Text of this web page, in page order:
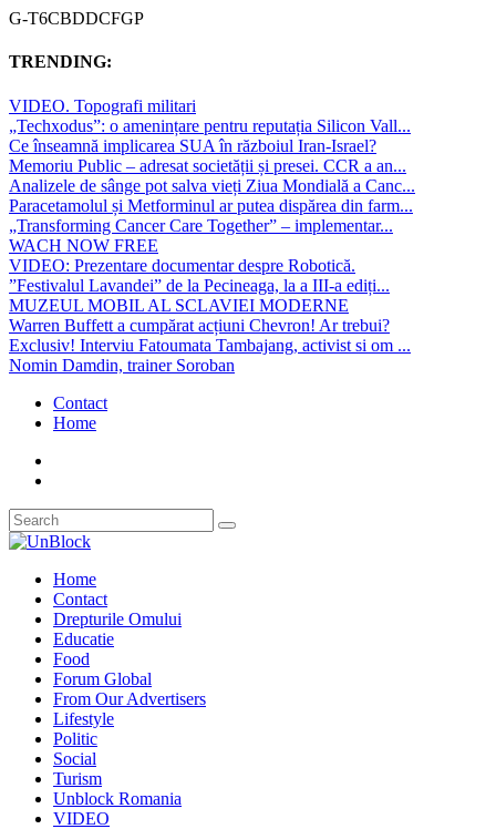
G-T6CBDDCFGP
TRENDING:
VIDEO. Topografi militari
„Techxodus”: o amenințare pentru reputația Silicon Vall...
Ce înseamnă implicarea SUA în războiul Iran-Israel?
Memoriu Public – adresat societății și presei. CCR a an...
Analizele de sânge pot salva vieți Ziua Mondială a Canc...
Paracetamolul și Metforminul ar putea dispărea din farm...
„Transforming Cancer Care Together” – implementar...
WACH NOW FREE
VIDEO: Prezentare documentar despre Robotică.
”Festivalul Lavandei” de la Pecineaga, la a III-a ediți...
MUZEUL MOBIL AL SCLAVIEI MODERNE
Warren Buffett a cumpărat acțiuni Chevron! Ar trebui?
Exclusiv! Interviu Fatoumata Tambajang, activist si om ...
Nomin Damdin, trainer Soroban
Contact
Home
Home
Contact
Drepturile Omului
Educatie
Food
Forum Global
From Our Advertisers
Lifestyle
Politic
Social
Turism
Unblock Romania
VIDEO